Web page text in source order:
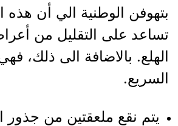
بتهوفن الوطنية الي أن هذه
تساعد على التقليل من
الهلع. بالاضافة الى ذلك،
السريع.
يتم نقع ملعقتين من جذور